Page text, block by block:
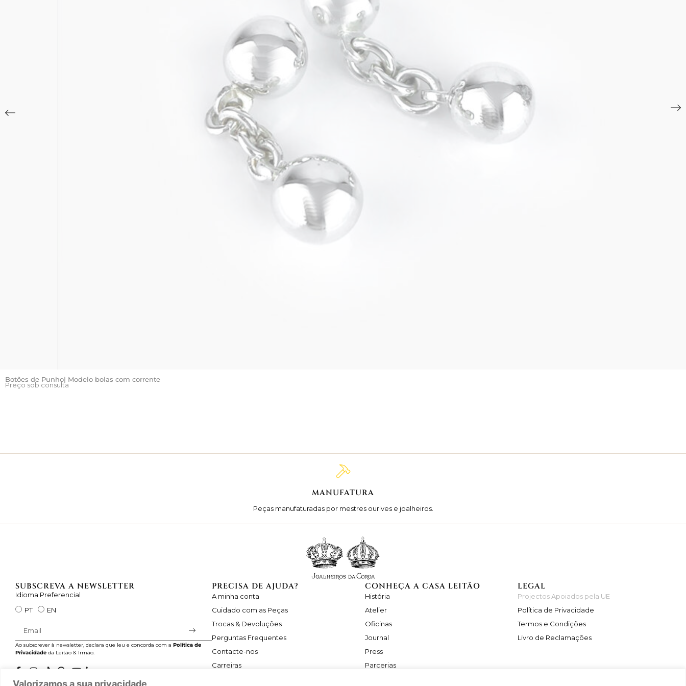
Valorizamos a sua privacidade
Botões de Punho| Modelo bolas com corrente
Preço sob consulta
MANUFATURA
Peças manufaturadas por mestres ourives e joalheiros.
SUBSCREVA A NEWSLETTER
Idioma Preferencial
PT
EN
Ao subscrever à newsletter, declara que leu e concorda com a Política de
Privacidade da Leitão & Irmão.
PRECISA DE AJUDA?
A minha conta
Cuidado com as Peças
Trocas & Devoluções
Perguntas Frequentes
Contacte-nos
Carreiras
CONHEÇA A CASA LEITÃO
História
Atelier
Oficinas
Journal
Press
Parcerias
LEGAL
Projectos Apoiados pela UE
Política de Privacidade
Termos e Condições
Livro de Reclamações